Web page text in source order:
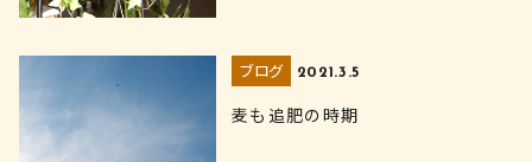
ブログ 2021.3.5
麦も追肥の時期